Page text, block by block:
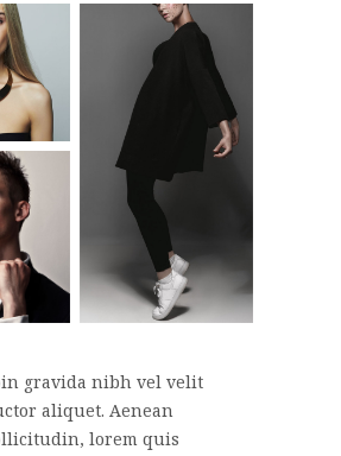
gravida nibh vel velit
aliquet. Aenean
lorem quis